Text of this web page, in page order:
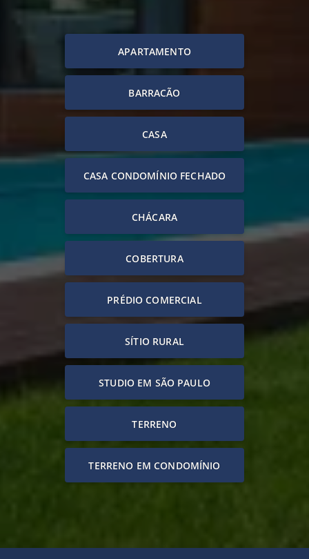
APARTAMENTO
BARRACÃO
CASA
CASA CONDOMÍNIO FECHADO
CHÁCARA
COBERTURA
PRÉDIO COMERCIAL
SÍTIO RURAL
STUDIO EM SÃO PAULO
TERRENO
TERRENO EM CONDOMÍNIO